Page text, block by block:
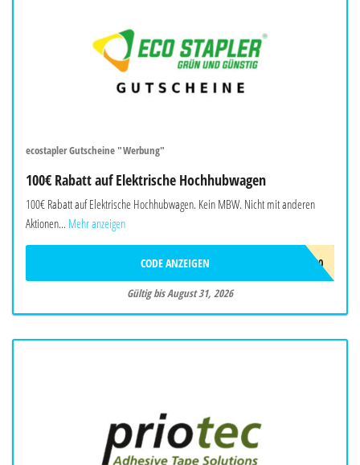
ecostapler Gutscheine "Werbung"
100€ Rabatt auf Elektrische Hochhubwagen
100€ Rabatt auf Elektrische Hochhubwagen. Kein MBW. Nicht mit anderen
Aktionen... Mehr anzeigen
EHOCH100
CODE ANZEIGEN
Gültig bis August 31, 2026